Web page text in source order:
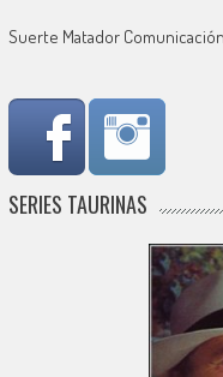
Suerte Matador
SERIES TAURINAS